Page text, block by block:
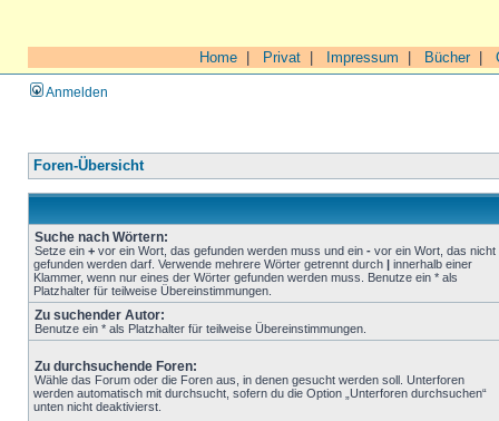
Home Privat Impressum Bücher|
Anmelden
Foren-Übersicht
Suche nach Wörtern:
Setze ein + vor ein Wort, das gefunden werden muss und ein - vor ein Wort, das nicht
gefunden werden darf. Verwende mehrere Wörter getrennt durch | innerhalb einer
Klammer, wenn nur eines der Wörter gefunden werden muss. Benutze ein * als
Platzhalter für teilweise Übereinstimmungen.
Zu suchender Autor:
Benutze ein * als Platzhalter für teilweise Übereinstimmungen.
Zu durchsuchende Foren:
Wähle das Forum oder die Foren aus, in denen gesucht werden soll. Unterforen
werden automatisch mit durchsucht, sofern du die Option „Unterforen durchsuchen“
unten nicht deaktivierst.